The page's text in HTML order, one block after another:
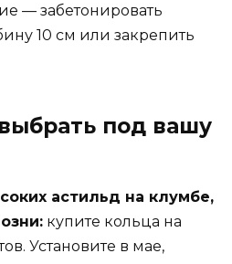
— забетонировать
10 см или закрепить
под вашу
астильд на клумбе,
купите кольца на
Установите в мае,